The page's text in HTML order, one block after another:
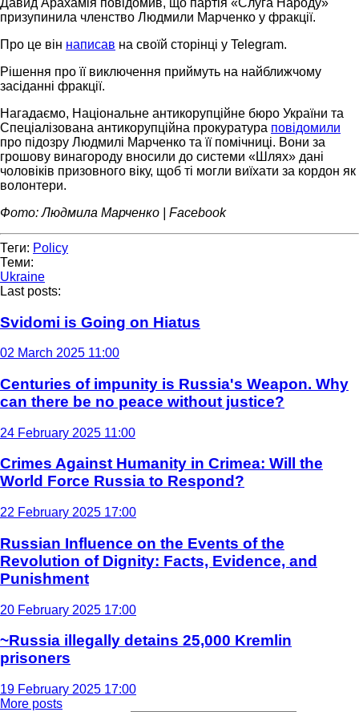
призупинила членство Людмили Марченко у фракції.
Про це він написав на своїй сторінці у Telegram.
Рішення про її виключення приймуть на найближчому
засіданні фракції.
Нагадаємо, Національне антикорупційне бюро України та
Спеціалізована антикорупційна прокуратура повідомили
про підозру Людмилі Марченко та її помічниці. Вони за
грошову винагороду вносили до системи «Шлях» дані
чоловіків призовного віку, щоб ті могли виїхати за кордон як
волонтери.
Фото: Людмила Марченко | Facebook
Теги: Policy
Теми:
Ukraine
Last posts:
Svidomi is Going on Hiatus
02 March 2025 11:00
Centuries of impunity is Russia's Weapon. Why
can there be no peace without justice?
24 February 2025 11:00
Crimes Against Humanity in Crimea: Will the
World Force Russia to Respond?
22 February 2025 17:00
Russian Influence on the Events of the
Revolution of Dignity: Facts, Evidence, and
Punishment
20 February 2025 17:00
~Russia illegally detains 25,000 Kremlin
prisoners
19 February 2025 17:00
More posts